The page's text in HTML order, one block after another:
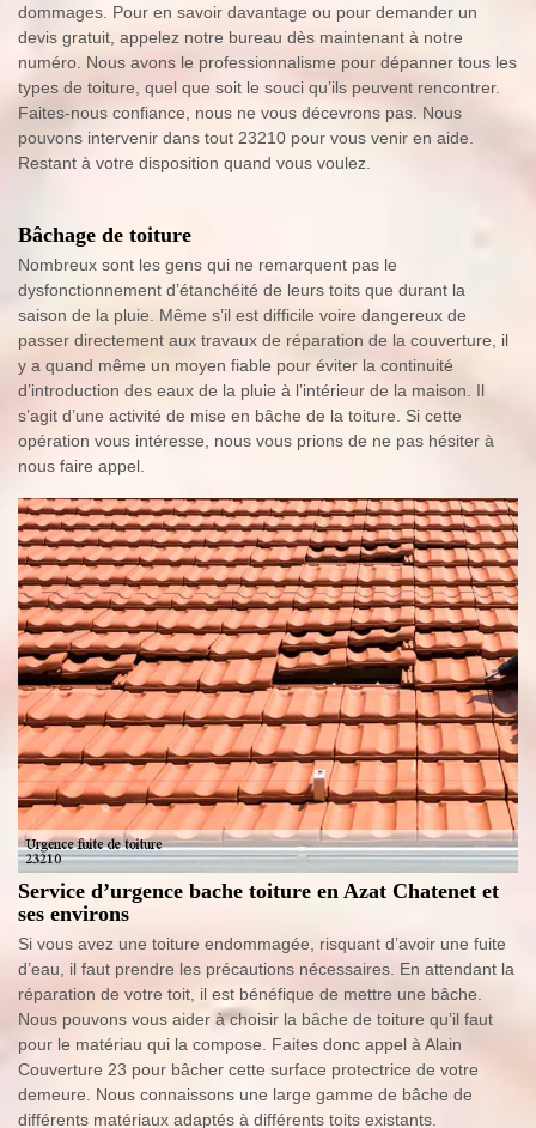
dommages. Pour en savoir davantage ou pour demander un
devis gratuit, appelez notre bureau dès maintenant à notre
numéro. Nous avons le professionnalisme pour dépanner tous les
types de toiture, quel que soit le souci qu’ils peuvent rencontrer.
Faites-nous confiance, nous ne vous décevrons pas. Nous
pouvons intervenir dans tout 23210 pour vous venir en aide.
Restant à votre disposition quand vous voulez.
Bâchage de toiture
Nombreux sont les gens qui ne remarquent pas le
dysfonctionnement d’étanchéité de leurs toits que durant la
saison de la pluie. Même s’il est difficile voire dangereux de
passer directement aux travaux de réparation de la couverture, il
y a quand même un moyen fiable pour éviter la continuité
d’introduction des eaux de la pluie à l’intérieur de la maison. Il
s’agit d’une activité de mise en bâche de la toiture. Si cette
opération vous intéresse, nous vous prions de ne pas hésiter à
nous faire appel.
Service d’urgence bache toiture en Azat Chatenet et
ses environs
Si vous avez une toiture endommagée, risquant d’avoir une fuite
d’eau, il faut prendre les précautions nécessaires. En attendant la
réparation de votre toit, il est bénéfique de mettre une bâche.
Nous pouvons vous aider à choisir la bâche de toiture qu’il faut
pour le matériau qui la compose. Faites donc appel à Alain
Couverture 23 pour bâcher cette surface protectrice de votre
demeure. Nous connaissons une large gamme de bâche de
différents matériaux adaptés à différents toits existants.